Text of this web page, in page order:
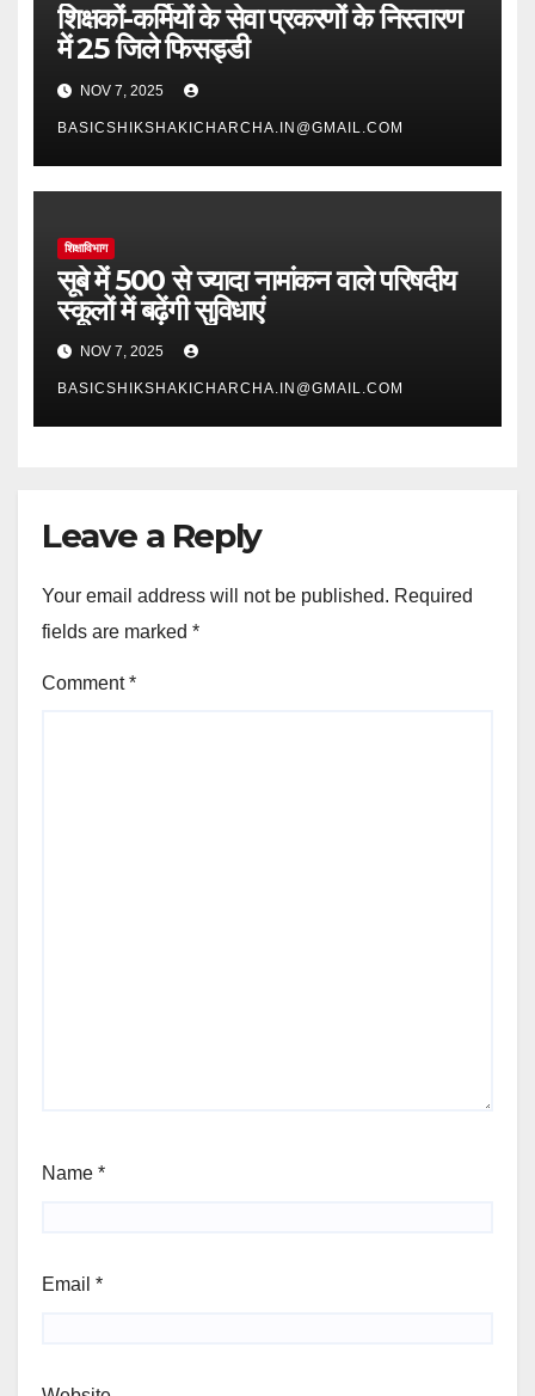
शिक्षकों-कर्मियों के सेवा प्रकरणों के निस्तारण
में 25 जिले फिसड्डी
NOV 7, 2025
BASICSHIKSHAKICHARCHA.IN@GMAIL.COM
शिक्षाविभाग
सूबे में 500 से ज्यादा नामांकन वाले परिषदीय
स्कूलों में बढ़ेंगी सुविधाएं
NOV 7, 2025
BASICSHIKSHAKICHARCHA.IN@GMAIL.COM
Leave a Reply
Your email address will not be published. Required
fields are marked *
Comment*
Name *
Email *